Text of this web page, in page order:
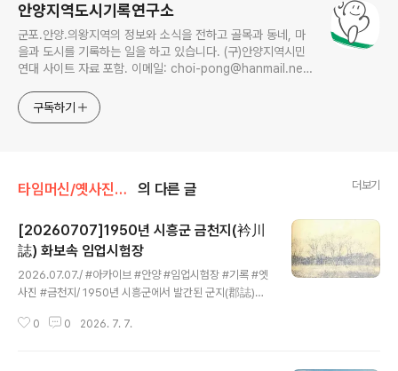
안양지역도시기록연구소
군포.안양.의왕지역의 정보와 소식을 전하고 골목과 동네, 마
을과 도시를 기록하는 일을 하고 있습니다. (구)안양지역시민
연대 사이트 자료 포함. 이메일: choi-pong@hanmail.net
구독하기
타임머신/옛사진읽기 의 다른 글 더보기
[20260707]1950년 시흥군 금천지(衿川
誌) 화보속 임업시험장
2026.07.07./ #아카이브 #안양 #임업시험장 #기록 #엣
사진 #금천지/ 1950년 시흥군에서 발간된 군지(郡誌)
일제강점기인 1937~1938년에 현재의 만안구청 자리에
0 0 2026. 7. 7.